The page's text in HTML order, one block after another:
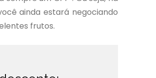
ainda estará negociando
frutos.